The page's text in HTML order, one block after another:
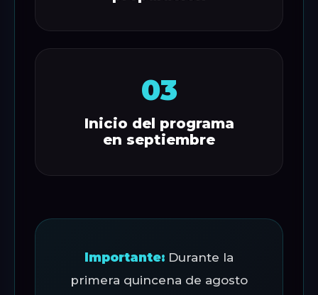
03
Inicio del programa
en septiembre
Importante: Durante la
primera quincena de agosto